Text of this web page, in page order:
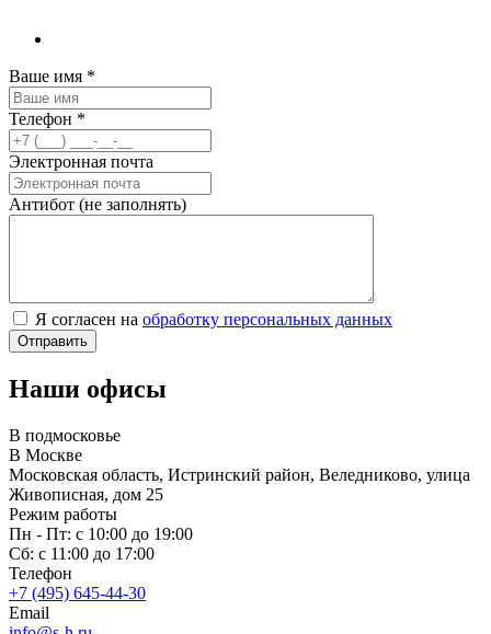
Ваше имя *
Телефон *
Электронная почта
Антибот (не заполнять)
Я согласен на обработку персональных данных
Наши офисы
В подмосковье
В Москве
Московская область, Истринский район, Веледниково, улица
Живописная, дом 25
Режим работы
Пн - Пт: с 10:00 до 19:00
Сб: с 11:00 до 17:00
Телефон
+7 (495) 645-44-30
Email